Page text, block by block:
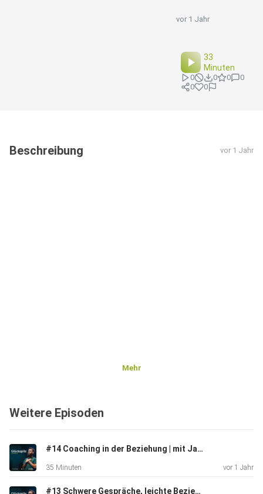
vor 1 Jahr
33
Minuten
0 0 0
0
0
0
Beschreibung vor 1 Jahr
Mehr
Weitere Episoden
#14 Coaching in der Beziehung | mit Jana Baum
35 Minuten vor 1 Jahr
#13 Schwere Gespräche, leichte Beziehung | mit Jana Baum